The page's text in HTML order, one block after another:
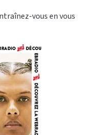
vous en vous